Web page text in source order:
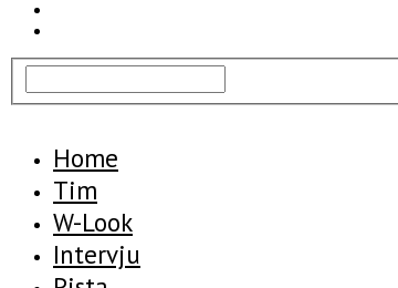
Home
Tim
W-Look
Intervju